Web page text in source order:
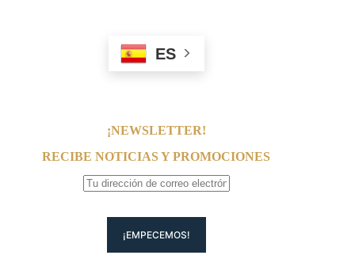
ES
¡NEWSLETTER!
RECIBE NOTICIAS Y PROMOCIONES